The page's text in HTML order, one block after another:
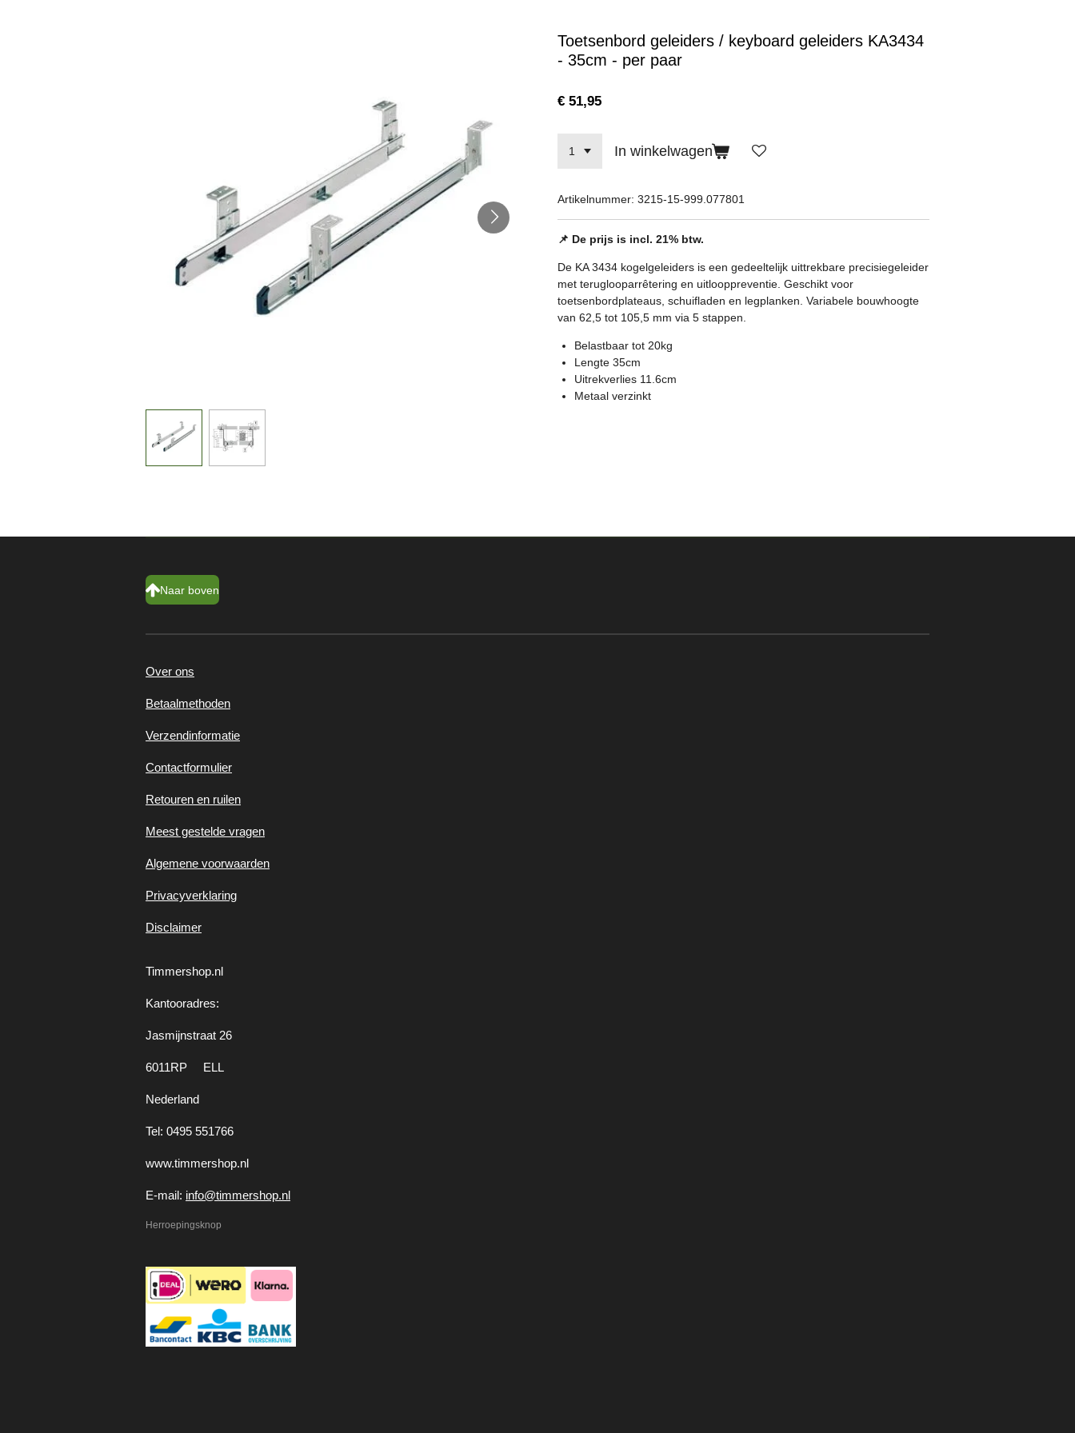
Toetsenbord geleiders / keyboard geleiders KA3434
- 35cm - per paar
€ 51,95
In winkelwagen
Artikelnummer: 3215-15-999.077801
📌 De prijs is incl. 21% btw.
De KA 3434 kogelgeleiders is een gedeeltelijk uittrekbare precisiegeleider
met teruglooparrêtering en uitlooppreventie. Geschikt voor
toetsenbordplateaus, schuifladen en legplanken. Variabele bouwhoogte
van 62,5 tot 105,5 mm via 5 stappen.
Belastbaar tot 20kg
Lengte 35cm
Uitrekverlies 11.6cm
Metaal verzinkt
Naar boven
Over ons
Betaalmethoden
Verzendinformatie
Contactformulier
Retouren en ruilen
Meest gestelde vragen
Algemene voorwaarden
Privacyverklaring
Disclaimer
Timmershop.nl
Kantooradres:
Jasmijnstraat 26
6011RP ELL
Nederland
Tel: 0495 551766
www.timmershop.nl
E-mail: info@timmershop.nl
Herroepingsknop